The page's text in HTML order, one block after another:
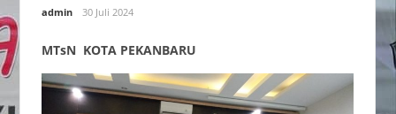
admin 30 Juli 2024
MTsN KOTA PEKANBARU